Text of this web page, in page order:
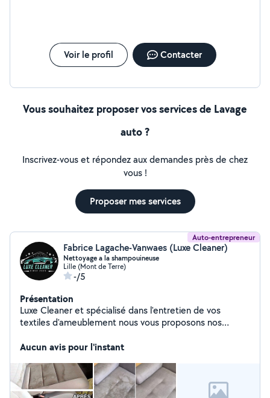
Voir le profil Contacter
Vous souhaitez proposer vos services de Lavage
auto ?
Inscrivez-vous et répondez aux demandes près de chez
vous !
Proposer mes services
Auto-entrepreneur
Fabrice Lagache-Vanwaes (Luxe Cleaner)
Nettoyage a la shampouineuse
Lille (Mont de Terre)
-/5
Présentation
Luxe Cleaner et spécialisé dans l'entretien de vos
textiles d'ameublement nous vous proposons nos
Cleaner. Nous intervenons de façon ponctuelle ou
compétitif Nos Service Canapé Tapis Chaise Matelas
Siège de voiture ...
Aucun avis pour l'instant